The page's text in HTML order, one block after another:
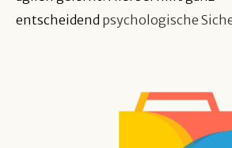
entscheidend psychologische